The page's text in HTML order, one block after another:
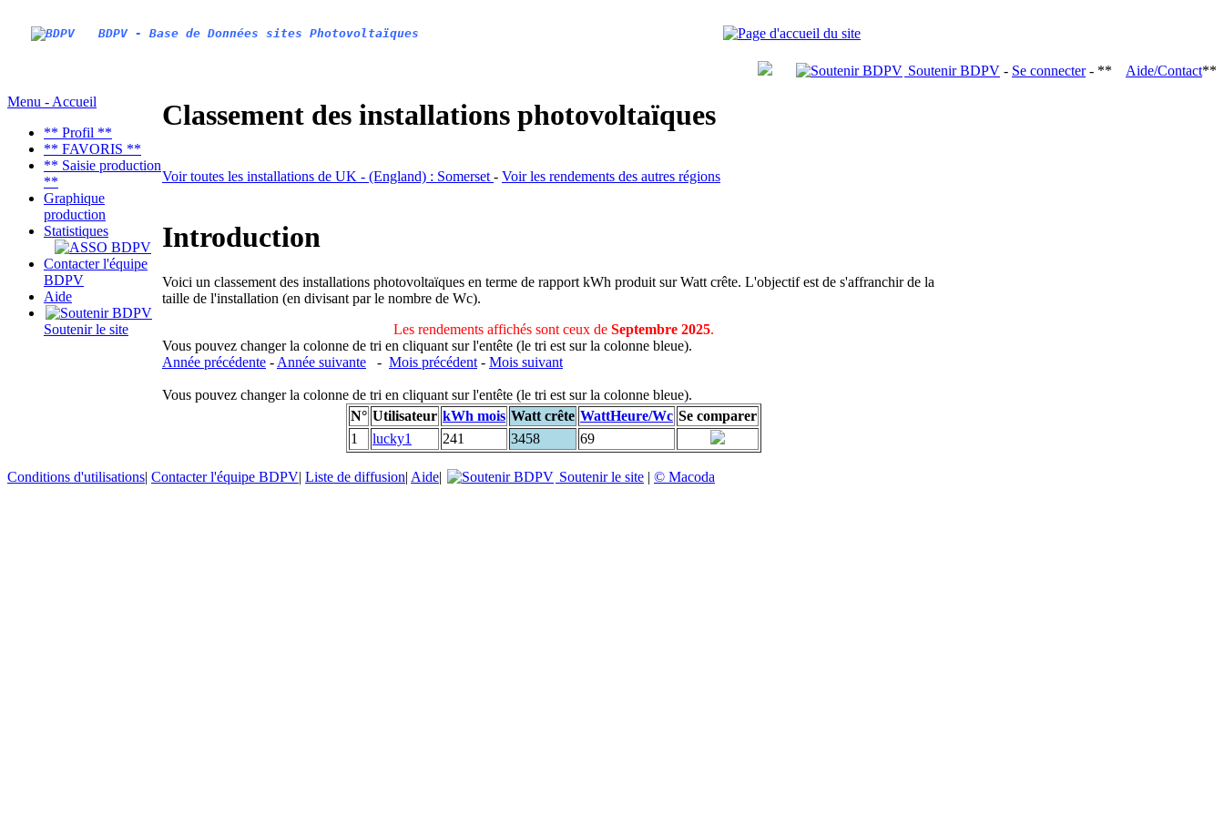
BDPV - Base de Données sites Photovoltaïques
Soutenir BDPV - Se connecter- ** Aide/Contact**
Menu - Accueil
** Profil **
** FAVORIS **
** Saisie production
**
Graphique
production
Statistiques
Contacter l'équipe
BDPV
Aide
Soutenir le site
Classement des installations photovoltaïques
Voir toutes les installations de UK - (England) : Somerset - Voir les rendements des autres régions
Introduction
Voici un classement des installations photovoltaïques en terme de rapport kWh produit sur Watt crête. L'objectif est de s'affranchir de la
taille de l'installation (en divisant par le nombre de Wc).
Les rendements affichés sont ceux de Septembre 2025.
Vous pouvez changer la colonne de tri en cliquant sur l'entête (le tri est sur la colonne bleue).
Année précédente - Année suivante - Mois précédent - Mois suivant
Vous pouvez changer la colonne de tri en cliquant sur l'entête (le tri est sur la colonne bleue).
N° Utilisateur kWh mois Watt crête WattHeure/Wc Se comparer
1
lucky1 241 3458 69
Conditions d'utilisations| Contacter l'équipe BDPV| Liste de diffusion| Aide| Soutenir le site | © Macoda